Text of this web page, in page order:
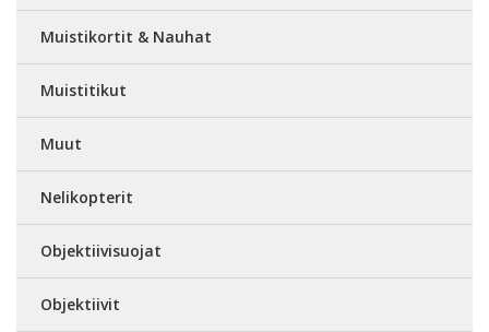
Muistikortit & Nauhat
Muistitikut
Muut
Nelikopterit
Objektiivisuojat
Objektiivit